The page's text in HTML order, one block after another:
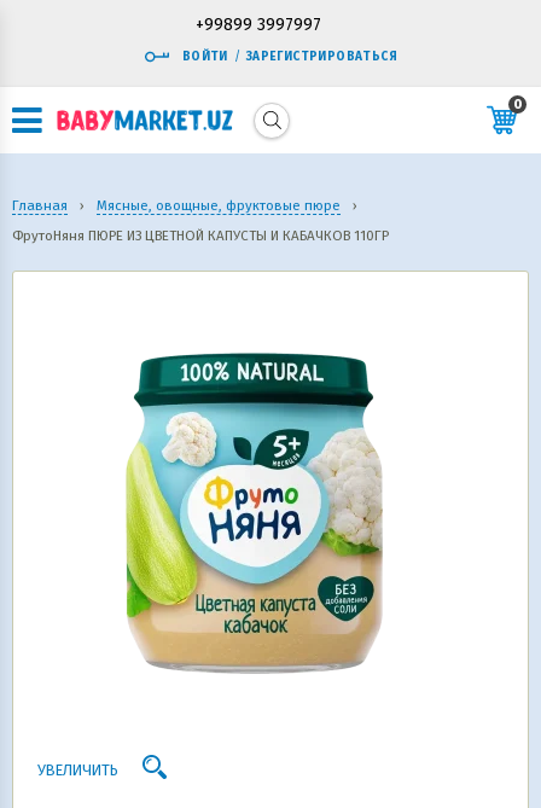
+99899 3997997
ВОЙТИ / ЗАРЕГИСТРИРОВАТЬСЯ
0
Главная › Мясные, овощные, фруктовые пюре
›
ФрутоНяня ПЮРЕ ИЗ ЦВЕТНОЙ КАПУСТЫ И КАБАЧКОВ 110ГР
УВЕЛИЧИТЬ